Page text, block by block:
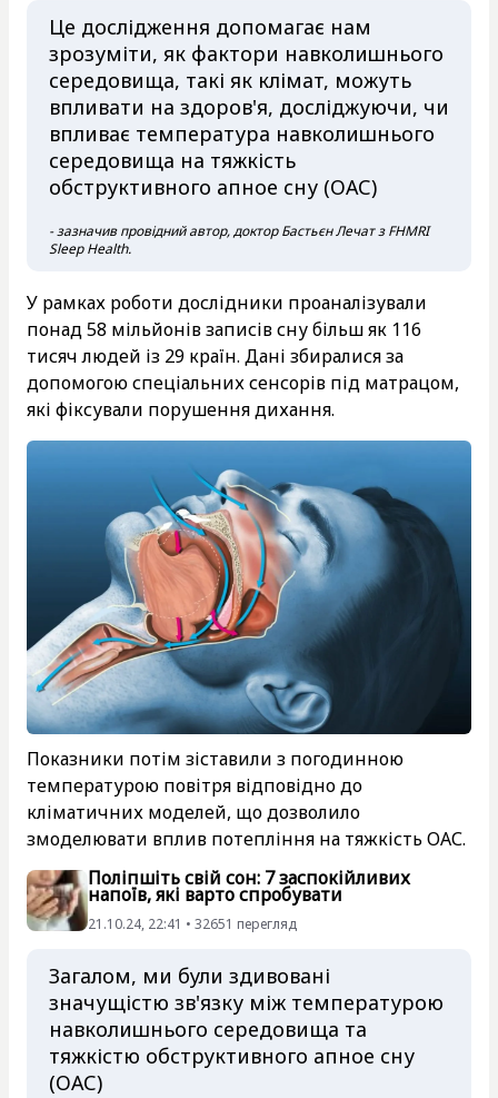
Це дослідження допомагає нам
зрозуміти, як фактори навколишнього
середовища, такі як клімат, можуть
впливати на здоров'я, досліджуючи, чи
впливає температура навколишнього
середовища на тяжкість
обструктивного апное сну (ОАС)
- зазначив провідний автор, доктор Бастьєн Лечат з FHMRI
Sleep Health.
У рамках роботи дослідники проаналізували
понад 58 мільйонів записів сну більш як 116
тисяч людей із 29 країн. Дані збиралися за
допомогою спеціальних сенсорів під матрацом,
які фіксували порушення дихання.
Показники потім зіставили з погодинною
температурою повітря відповідно до
кліматичних моделей, що дозволило
змоделювати вплив потепління на тяжкість ОАС.
Поліпшіть свій сон: 7 заспокійливих
напоїв, які варто спробувати
21.10.24, 22:41 • 32651 перегляд
Загалом, ми були здивовані
значущістю зв'язку між температурою
навколишнього середовища та
тяжкістю обструктивного апное сну
(ОАС)